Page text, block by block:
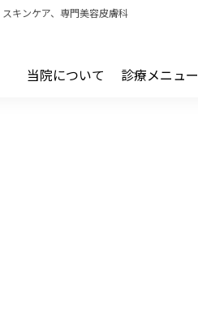
キンケア、専門美容皮膚科
当院について 診療メニュー